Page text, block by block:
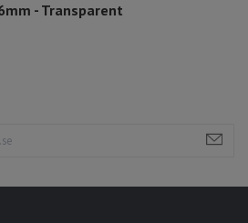
- Transparent